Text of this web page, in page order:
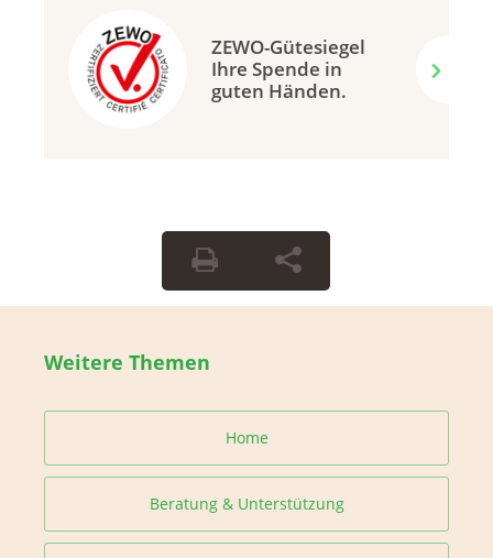
ZEWO-Gütesiegel
Ihre Spende in
guten Händen.
Weitere Themen
Home
Beratung & Unterstützung